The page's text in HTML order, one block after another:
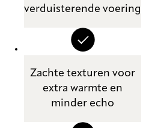
verduisterende voering
Zachte texturen voor
extra warmte en
minder echo